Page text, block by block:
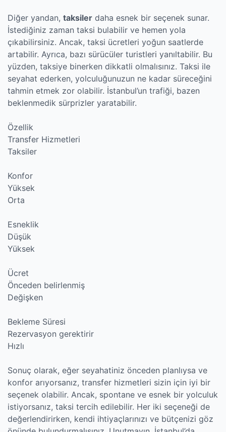
Diğer yandan, taksiler daha esnek bir seçenek sunar.
İstediğiniz zaman taksi bulabilir ve hemen yola
çıkabilirsiniz. Ancak, taksi ücretleri yoğun saatlerde
artabilir. Ayrıca, bazı sürücüler turistleri yanıltabilir. Bu
yüzden, taksiye binerken dikkatli olmalısınız. Taksi ile
seyahat ederken, yolculuğunuzun ne kadar süreceğini
tahmin etmek zor olabilir. İstanbul’un trafiği, bazen
beklenmedik sürprizler yaratabilir.
Özellik
Transfer Hizmetleri
Taksiler
Konfor
Yüksek
Orta
Esneklik
Düşük
Yüksek
Ücret
Önceden belirlenmiş
Değişken
Bekleme Süresi
Rezervasyon gerektirir
Hızlı
Sonuç olarak, eğer seyahatiniz önceden planlıysa ve
konfor arıyorsanız, transfer hizmetleri sizin için iyi bir
seçenek olabilir. Ancak, spontane ve esnek bir yolculuk
istiyorsanız, taksi tercih edilebilir. Her iki seçeneği de
değerlendirirken, kendi ihtiyaçlarınızı ve bütçenizi göz